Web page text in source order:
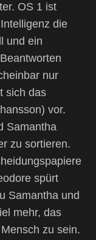
OS 1 ist
die
und ein
nur
sich das
vor.
Samantha
zu sortieren.
spürt
Samantha und
mehr, das
zu sein.